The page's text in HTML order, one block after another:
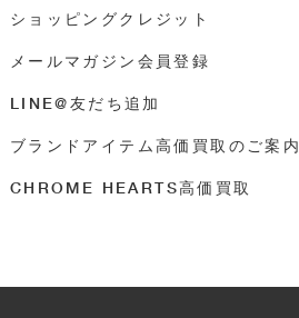
ショッピングクレジット
メールマガジン 会員登録
LINE@友だち追加
ブランドアイテム高価買取のご案内
CHROME HEARTS高価買取